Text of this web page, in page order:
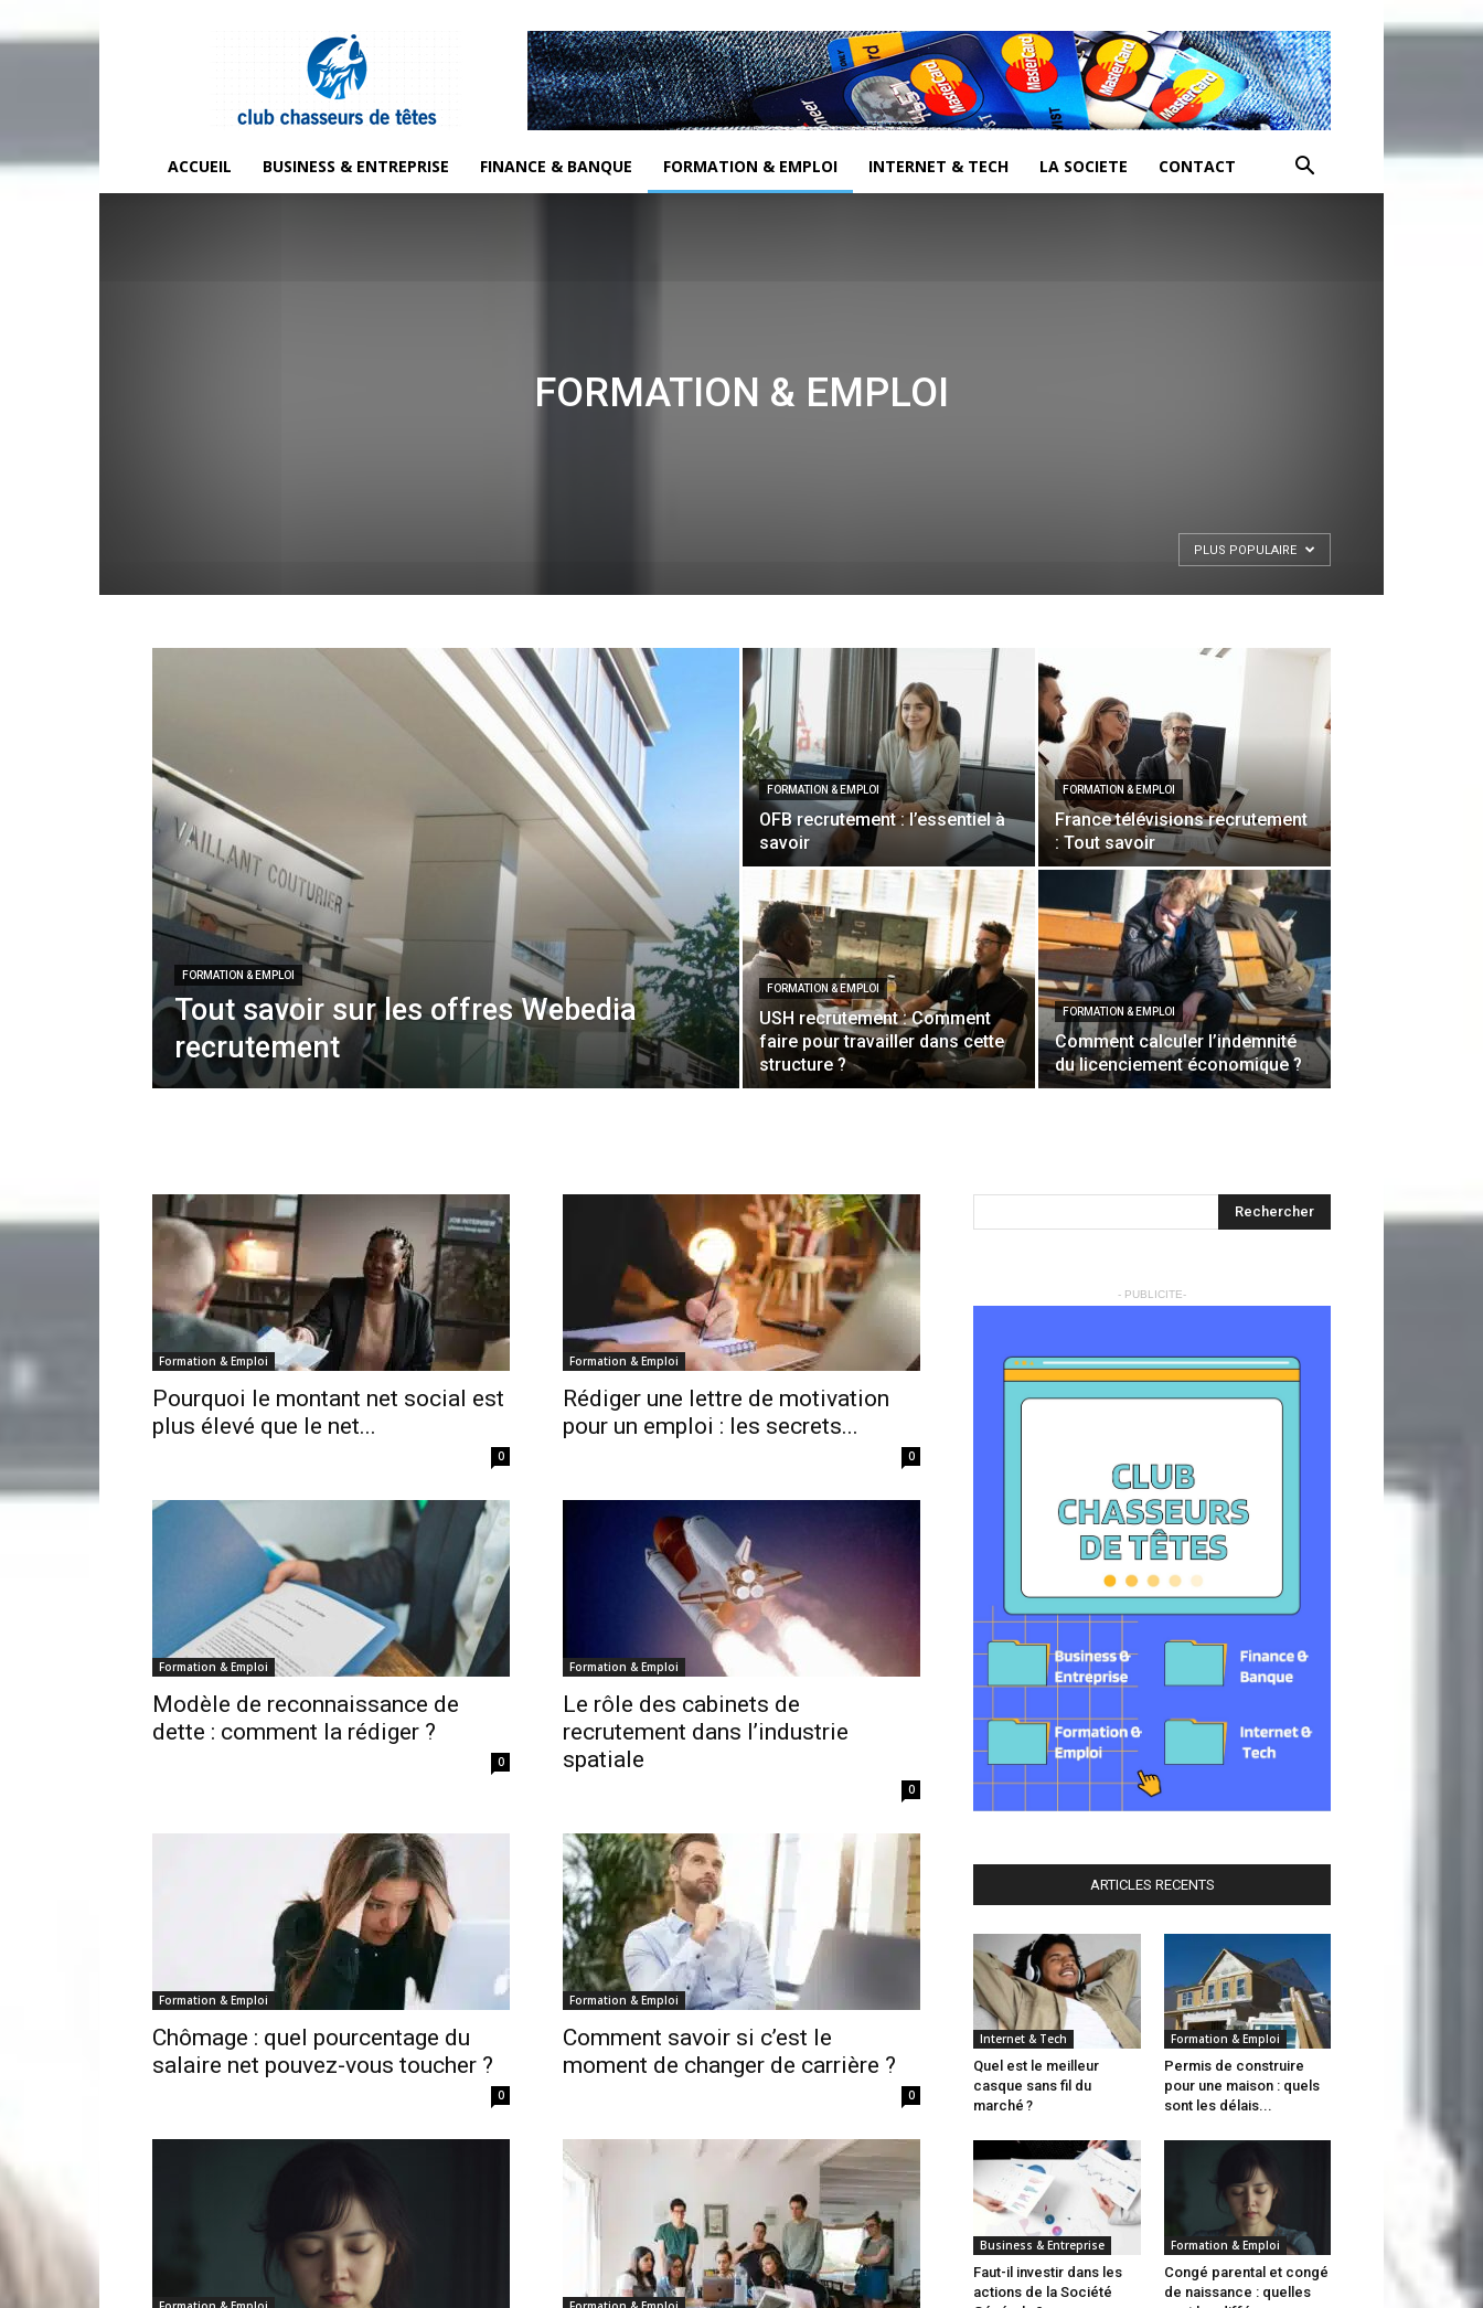
Club
chasseurs
de
têtes
ACCUEIL BUSINESS & ENTREPRISE FINANCE & BANQUE FORMATION & EMPLOI INTERNET & TECH LA SOCIETE CONTACT
FORMATION & EMPLOI
PLUS POPULAIRE
FORMATION & EMPLOI
Tout savoir sur les offres Webedia
recrutement
FORMATION & EMPLOI
OFB recrutement : l’essentiel à
savoir
FORMATION & EMPLOI
France télévisions recrutement
: Tout savoir
FORMATION & EMPLOI
USH recrutement : Comment
faire pour travailler dans cette
structure ?
FORMATION & EMPLOI
Comment calculer l’indemnité
du licenciement économique ?
Formation & Emploi
Pourquoi le montant net social est
plus élevé que le net...
0
Formation & Emploi
Rédiger une lettre de motivation
pour un emploi : les secrets...
0
Formation & Emploi
Modèle de reconnaissance de
dette : comment la rédiger ?
0
Formation & Emploi
Le rôle des cabinets de
recrutement dans l’industrie
spatiale
0
Formation & Emploi
Chômage : quel pourcentage du
salaire net pouvez-vous toucher ?
0
Formation & Emploi
Comment savoir si c’est le
moment de changer de carrière ?
0
- PUBLICITE-
ARTICLES RECENTS
Internet & Tech
Quel est le meilleur
casque sans fil du
marché ?
Formation & Emploi
Permis de construire
pour une maison : quels
sont les délais...
Business & Entreprise
Faut-il investir dans les
actions de la Société
Formation & Emploi
Congé parental et congé
de naissance : quelles